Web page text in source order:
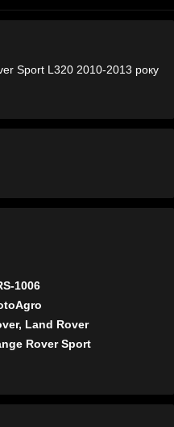
Sport L320 2010-2013 року
1006
Land Rover
Rover Sport